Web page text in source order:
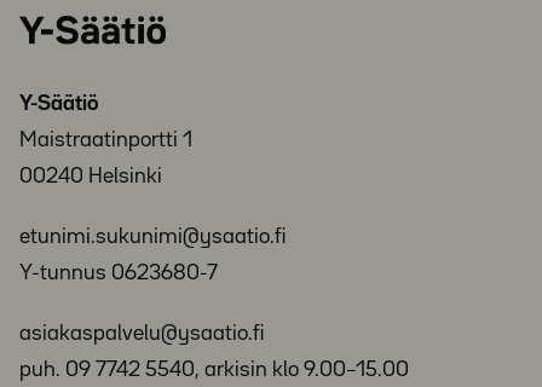
Y-
Y-Säätiö
Maistraatinportti 1
00240 Helsinki
etunimi.sukunimi@ysaatio.fi
Y-tunnus 0623680-7
asiakaspalvelu@ysaatio.fi
puh. 09 7742 5540, arkisin klo 9.00–15.00